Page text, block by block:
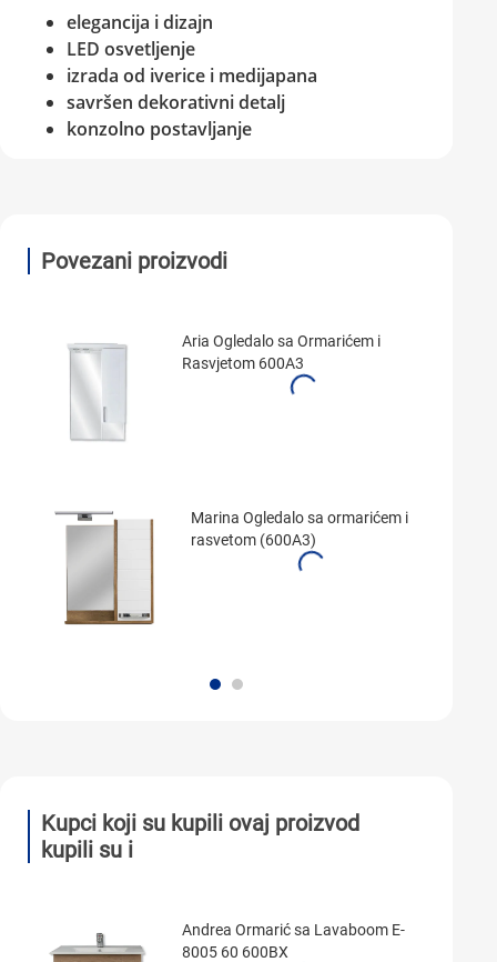
elegancija i dizajn
LED osvetljenje
izrada od iverice i medijapana
savršen dekorativni detalj
konzolno postavljanje
Povezani proizvodi
Aria Ogledalo sa Ormarićem i
Rasvjetom 600A3
Marina Ogledalo sa ormarićem i
rasvetom (600A3)
Kupci koji su kupili ovaj proizvod
kupili su i
Andrea Ormarić sa Lavaboom E-
8005 60 600BX